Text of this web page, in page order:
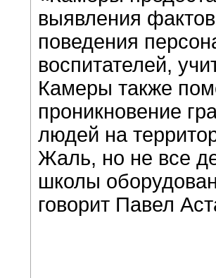
выявления
поведения
воспитателей,
Камеры также
проникновение
людей на
Жаль, но не все
школы
говорит Павел